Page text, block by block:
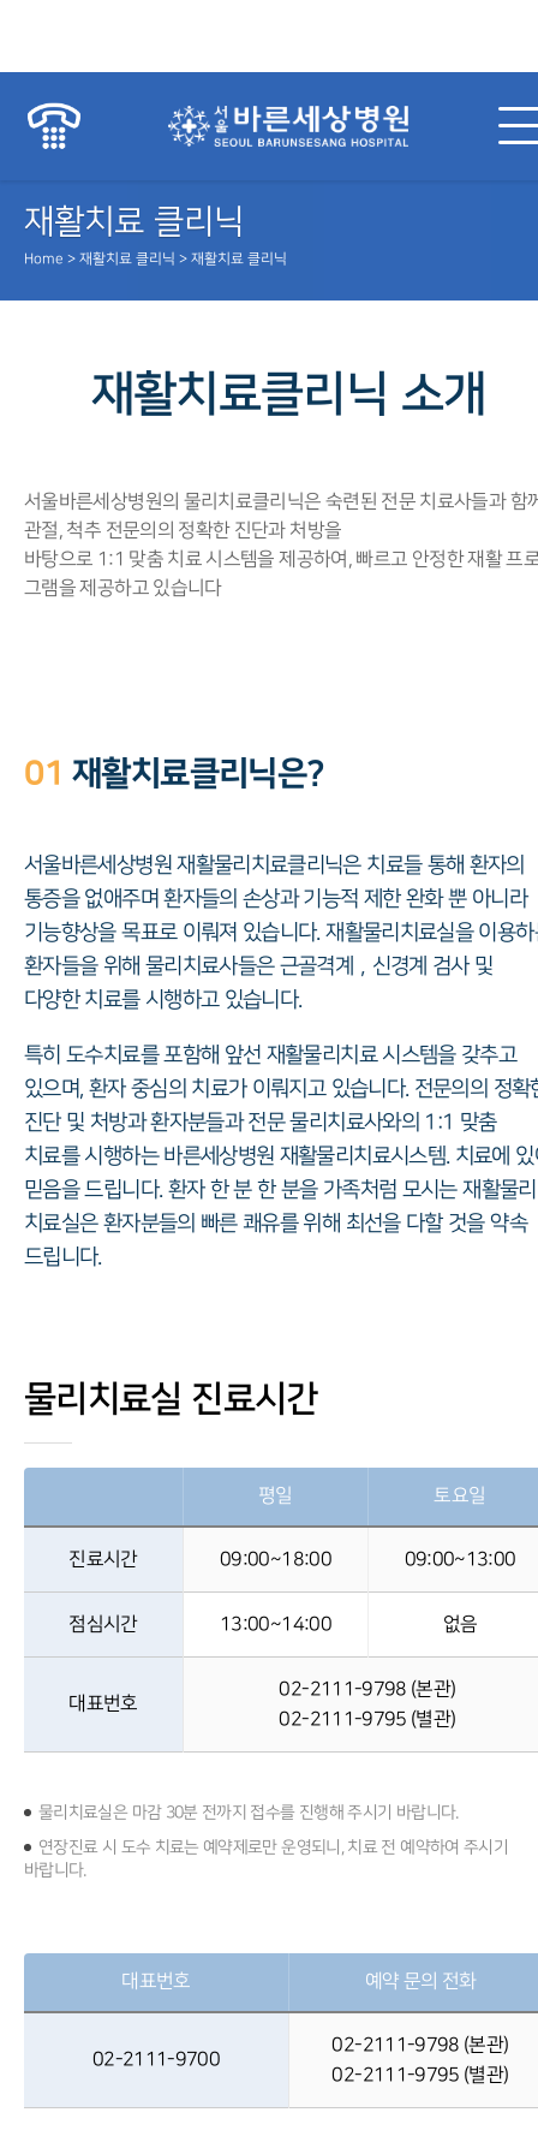
재활치료 클리닉
Home > 재활치료 클리닉 > 재활치료 클리닉
재활치료클리닉 소개
서울바른세상병원의 물리치료클리닉은 숙련된 전문 치료사들과 함
관절, 척추 전문의의 정확한 진단과 처방을
바탕으로 1:1 맞춤 치료 시스템을 제공하여, 빠르고 안정한 재활 프
그램을 제공하고 있습니다
01 재활치료클리닉은?
서울바른세상병원 재활물리치료클리닉은 치료들 통해 환자의
통증을 없애주며 환자들의 손상과 기능적 제한 완화 뿐 아니라
기능향상을 목표로 이뤄져 있습니다. 재활물리치료실을 이용하
환자들을 위해 물리치료사들은 근골격계，신경계 검사 및
다양한 치료를 시행하고 있습니다.
특히 도수치료를 포함해 앞선 재활물리치료 시스템을 갖추고
있으며, 환자 중심의 치료가 이뤄지고 있습니다. 전문의의 정확
진단 및 처방과 환자분들과 전문 물리치료사와의 1:1 맞춤
치료를 시행하는 바른세상병원 재활물리치료시스템. 치료에 있
믿음을 드립니다. 환자 한 분 한 분을 가족처럼 모시는 재활물리
치료실은 환자분들의 빠른 쾌유를 위해 최선을 다할 것을 약속
드립니다.
물리치료실 진료시간
평일 토요일
진료시간 09:00~18:00 09:00~13:00
점심시간 13:00~14:00 없음
대표번호
02-2111-9798 (본관)
02-2111-9795 (별관)
물리치료실은 마감 30분 전까지 접수를 진행해 주시기 바랍니다.
연장진료 시 도수 치료는 예약제로만 운영되니, 치료 전 예약하여 주시기
바랍니다.
대표번호 예약 문의 전화
02-2111-9700
02-2111-9798 (본관)
02-2111-9795 (별관)